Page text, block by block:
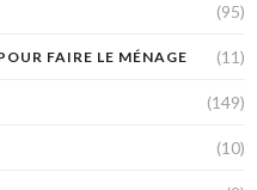
(95)
FAIRE LE MÉNAGE (11)
(149)
(10)